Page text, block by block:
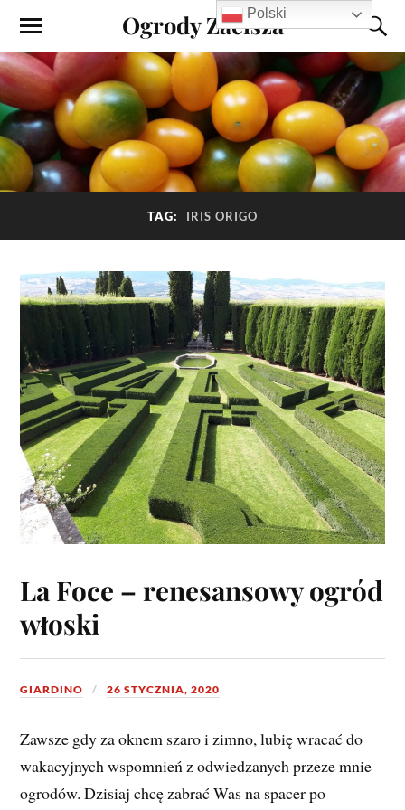
Ogrody Zacisza
TAG: IRIS ORIGO
La Foce – renesansowy ogród
włoski
GIARDINO 26 STYCZNIA, 2020
Zawsze gdy za oknem szaro i zimno, lubię wracać do
wakacyjnych wspomnień z odwiedzanych przeze mnie
ogrodów. Dzisiaj chcę zabrać Was na spacer po
Polski